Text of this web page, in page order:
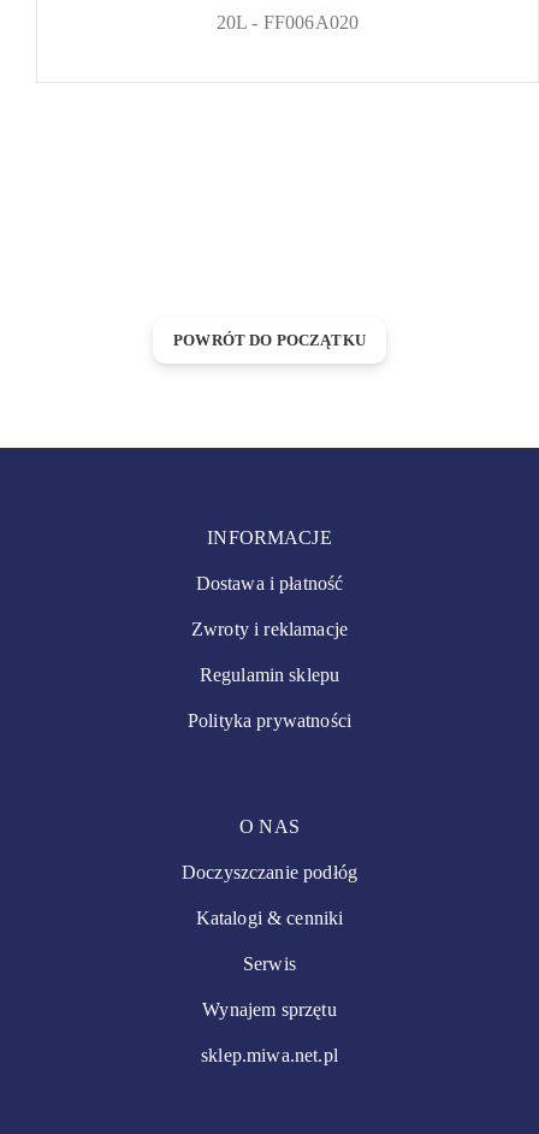
20L - FF006A020
POWRÓT DO POCZĄTKU
INFORMACJE
Dostawa i płatność
Zwroty i reklamacje
Regulamin sklepu
Polityka prywatności
O NAS
Doczyszczanie podłóg
Katalogi & cenniki
Serwis
Wynajem sprzętu
sklep.miwa.net.pl